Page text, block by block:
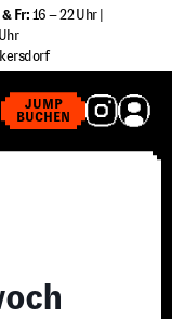
& Fr: 16 – 22 Uhr |
JUMP
BUCHEN